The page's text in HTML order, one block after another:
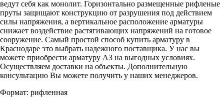
ведут себя как монолит. Горизонтально размещенные рифленые
пруты защищают конструкцию от разрушения под действием
силы напряжения, а вертикальное расположение арматуры
снижает воздействие растягивающих напряжений на готовое
сооружение. Самый простой способ купить арматуру в
Краснодаре это выбрать надежного поставщика. У нас вы
можете приобрести арматуру А3 на выгодных условиях.
Осуществляем доставки на объекты. Дополнительную
консультацию Вы можете получить у наших менеджеров.
Формат: рифленная